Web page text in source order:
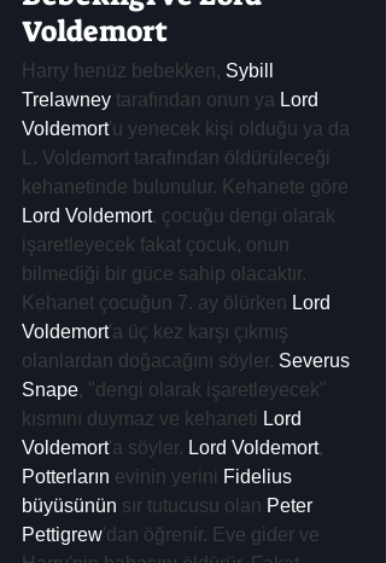
Voldemort
Harry henüz bebekken, Sybill
Trelawney tarafından onun ya Lord
Voldemort'u yenecek kişi olduğu ya da
L. Voldemort tarafından öldürüleceği
kehanetinde bulunulur. Kehanete göre
Lord Voldemort, çocuğu dengi olarak
işaretleyecek fakat çocuk, onun
bilmediği bir güce sahip olacaktır.
Kehanet çocuğun 7. ay ölürken Lord
Voldemort'a üç kez karşı çıkmış
olanlardan doğacağını söyler. Severus
Snape, "dengi olarak işaretleyecek"
kısmını duymaz ve kehaneti Lord
Voldemort'a söyler. Lord Voldemort,
Potterların evinin yerini Fidelius
büyüsünün sır tutucusu olan Peter
Pettigrew'dan öğrenir. Eve gider ve